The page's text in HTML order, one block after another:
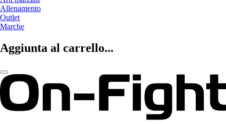
Allenamento
Outlet
Marche
Aggiunta al carrello...